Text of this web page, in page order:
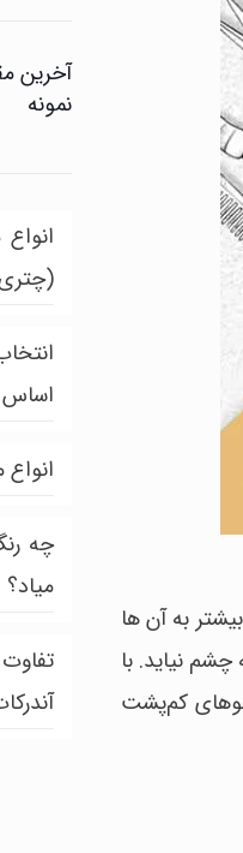
به آن ها
نیاید. با
موهای کم‌پشت
آخرین
نمونه
چه
میاد؟